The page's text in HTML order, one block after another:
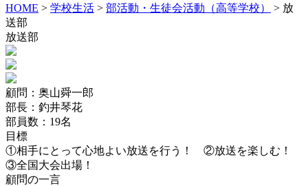
HOME > 学校生活 > 部活動・生徒会活動（高等学校）
> 放
送部
放送部
顧問：奥山舜一郎
部長：釣井琴花
部員数：19名
目標
①相手にとって心地よい放送を行う！ ②放送を楽しむ！
③全国大会出場！
顧問の一言